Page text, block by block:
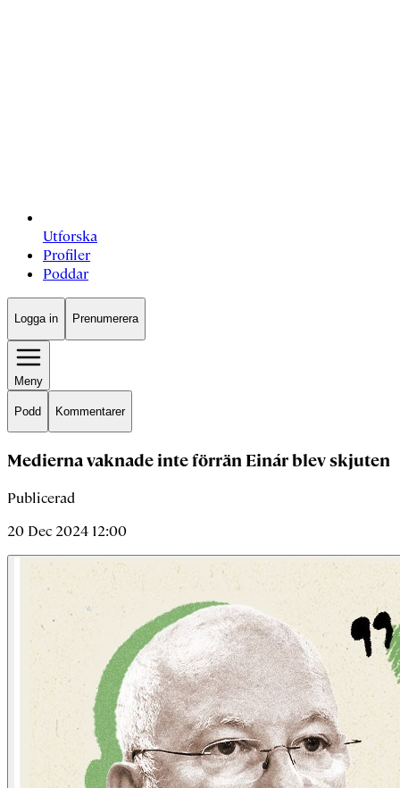
Utforska
Profiler
Poddar
Logga in Prenumerera
Meny
Podd Kommentarer
Medierna vaknade inte förrän Einár blev skjuten
Publicerad
20 Dec 2024 12:00